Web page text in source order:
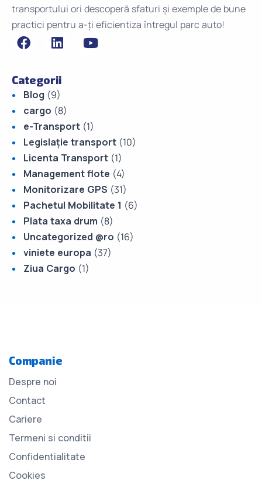
transportului ori descoperă sfaturi și exemple de bune
practici pentru a-ți eficientiza întregul parc auto!
Categorii
Blog (9)
cargo (8)
e-Transport (1)
Legislație transport (10)
Licenta Transport (1)
Management flote (4)
Monitorizare GPS (31)
Pachetul Mobilitate 1 (6)
Plata taxa drum (8)
Uncategorized @ro (16)
viniete europa (37)
Ziua Cargo (1)
Companie
Despre noi
Contact
Cariere
Termeni si conditii
Confidentialitate
Cookies